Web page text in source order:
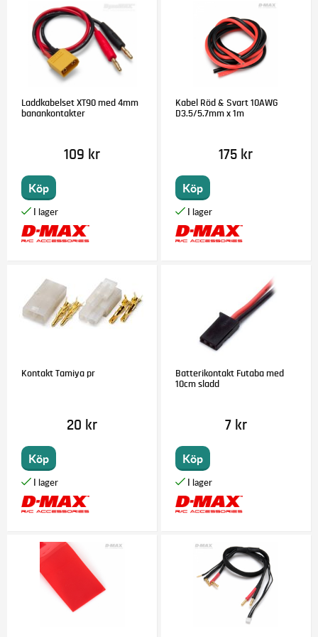
Laddkabelset XT90 med 4mm
banankontakter
109 kr
Köp
Kabel Röd & Svart 10AWG
D3.5/5.7mm x 1m
175 kr
Köp
Kontakt Tamiya pr
20 kr
Köp
Batterikontakt Futaba med
10cm sladd
7 kr
Köp